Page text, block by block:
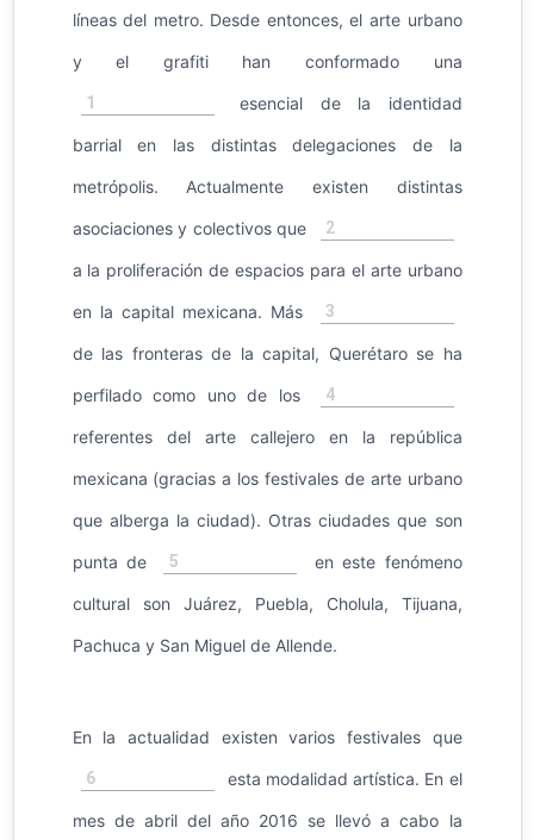
líneas del metro. Desde entonces, el arte urbano
y el grafiti han conformado una
1 esencial de la identidad
barrial en las distintas delegaciones de la
metrópolis. Actualmente existen distintas
asociaciones y colectivos que 2
a la proliferación de espacios para el arte urbano
en la capital mexicana. Más 3
de las fronteras de la capital, Querétaro se ha
perfilado como uno de los 4
referentes del arte callejero en la república
mexicana (gracias a los festivales de arte urbano
que alberga la ciudad). Otras ciudades que son
punta de 5 en este fenómeno
cultural son Juárez, Puebla, Cholula, Tijuana,
Pachuca y San Miguel de Allende.
En la actualidad existen varios festivales que
6 esta modalidad artística. En el
mes de abril del año 2016 se llevó a cabo la